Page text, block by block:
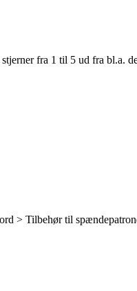
fra 1 til 5 ud fra bl.a.
> Tilbehør til